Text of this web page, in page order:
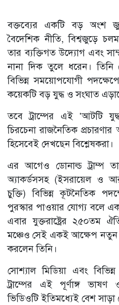
বক্তব্যের একটি বড় অংশ
বৈদেশিক নীতি, বিশ্বজুড়ে
তার ব্যক্তিগত উদ্যোগ এবং
নানা দিক তুলে ধরেন।
বিভিন্ন সময়োপযোগী
কয়েকটি বড় যুদ্ধ ও সংঘাত
তবে ট্রাম্পের এই 'আটটি
চিরচেনা রাজনৈতিক
হিসেবেই দেখছেন বিশ্লেষকরা।
এর আগেও ডোনাল্ড ট্রাম্প
অ্যাকর্ডসসহ (ইসরায়েল ও
চুক্তি) বিভিন্ন কূটনৈতিক
পুরস্কার পাওয়ার যোগ্য বলে
এবার যুক্তরাষ্ট্রের ২৫০তম
মঞ্চেও সেই একই আক্ষেপ নতুন
করলেন তিনি।
সোশ্যাল মিডিয়া এবং বিভিন্ন
ট্রাম্পের এই পূর্ণাঙ্গ ভাষণ
ভিডিওটি ইতিমধ্যেই বেশ সাড়া